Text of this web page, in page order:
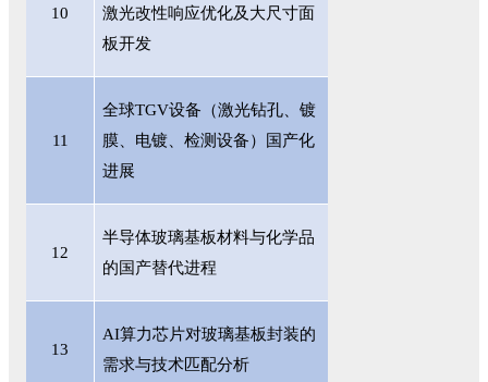
10
激光改性响应优化及大尺寸面
板开发
11
全球TGV设备（激光钻孔、镀
膜、电镀、检测设备）国产化
进展
12
半导体玻璃基板材料与化学品
的国产替代进程
13
AI算力芯片对玻璃基板封装的
需求与技术匹配分析